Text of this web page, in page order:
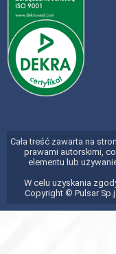
Cała treść zawarta na
prawami autorskimi,
elementu lub
W celu uzyskania
Copyright © Pulsar